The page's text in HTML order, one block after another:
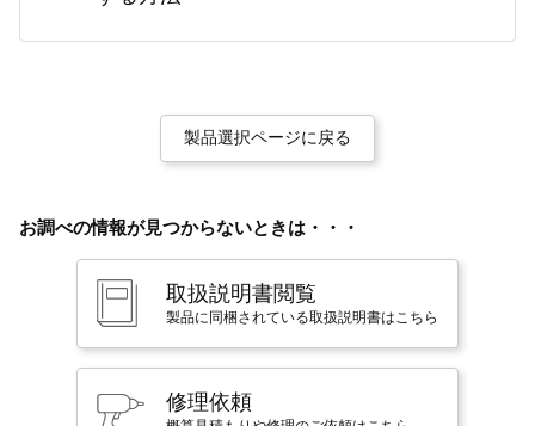
製品選択ページに戻る
お調べの情報が見つからないときは・・・
取扱説明書閲覧
製品に同梱されている取扱説明書はこちら
修理依頼